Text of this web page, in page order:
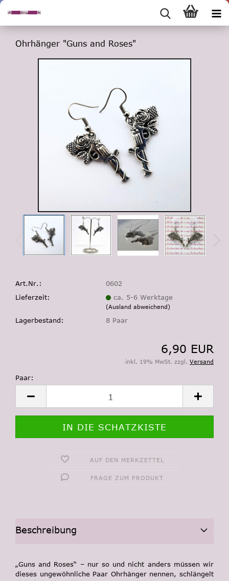
Ohrhänger "Guns and Roses"
Art.Nr.:
0602
Lieferzeit:
ca. 5-6 Werktage
(Ausland abweichend)
Lagerbestand: 8 Paar
6,90 EUR
inkl. 19% MwSt. zzgl. Versand
Paar:
AUF DEN MERKZETTEL
FRAGE ZUM PRODUKT
Beschreibung
„Guns and Roses“ – nur so und nicht anders müssen wir
dieses ungewöhnliche Paar Ohrhänger nennen, schlängelt